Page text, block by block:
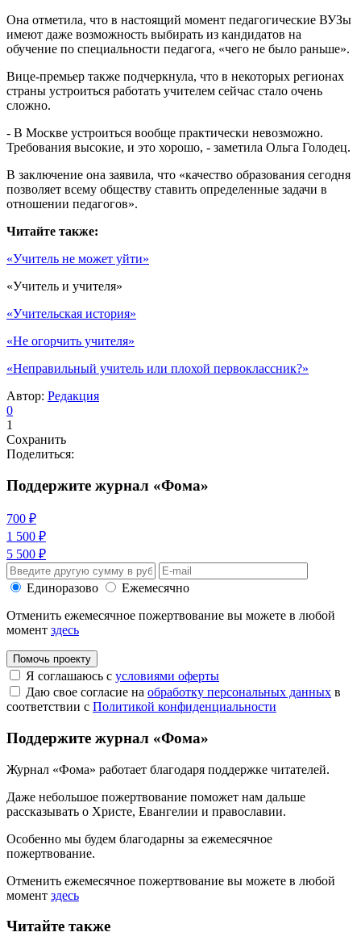
Она отметила, что в настоящий момент педагогические ВУЗы
имеют даже возможность выбирать из кандидатов на
обучение по специальности педагога, «чего не было раньше».
Вице-премьер также подчеркнула, что в некоторых регионах
страны устроиться работать учителем сейчас стало очень
сложно.
- В Москве устроиться вообще практически невозможно.
Требования высокие, и это хорошо, - заметила Ольга Голодец.
В заключение она заявила, что «качество образования сегодня
позволяет всему обществу ставить определенные задачи в
отношении педагогов».
Читайте также:
«Учитель не может уйти»
«Учитель и учителя»
«Учительская история»
«Не огорчить учителя»
«Неправильный учитель или плохой первоклассник?»
Автор: Редакция
0
1
Сохранить
Поделиться:
Поддержите журнал «Фома»
700 ₽
1 500 ₽
5 500 ₽
Единоразово
Ежемесячно
Отменить ежемесячное пожертвование вы можете в любой
момент здесь
Помочь проекту
Я соглашаюсь с условиями оферты
Даю свое согласие на обработку персональных данных в
соответствии с Политикой конфиденциальности
Поддержите журнал «Фома»
Журнал «Фома» работает благодаря поддержке читателей.
Даже небольшое пожертвование поможет нам дальше
рассказывать о Христе, Евангелии и православии.
Особенно мы будем благодарны за ежемесячное
пожертвование.
Отменить ежемесячное пожертвование вы можете в любой
момент здесь
Читайте также